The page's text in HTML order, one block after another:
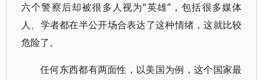
六个警察后却被很多人视为“英雄”，包括很多媒体
人、学者都在半公开场合表达了这种情绪，这就比较
危险了。
任何东西都有两面性，以美国为例，这个国家最